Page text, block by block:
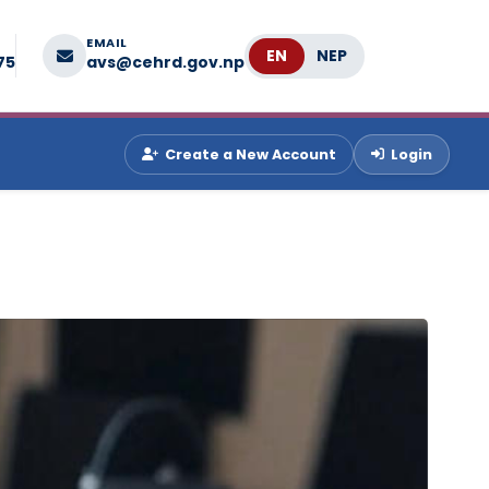
EMAIL
avs@cehrd.gov.np
Language
Create a New Account Login